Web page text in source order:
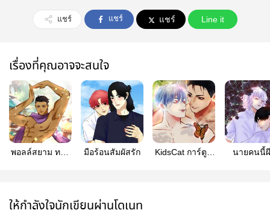
แชร์ แชร์ แชร์ Line it
เรื่องที่คุณอาจจะสนใจ
พอลล์สยาม ทาส
มือร้อนสัมผัสรัก
KidsCat การ์ตูน
นายคนนี้
ให้กำลังใจนักเขียนผ่านโดเนท